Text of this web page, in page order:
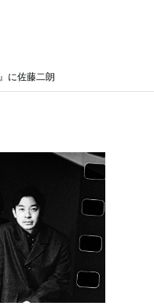
に佐藤二朗